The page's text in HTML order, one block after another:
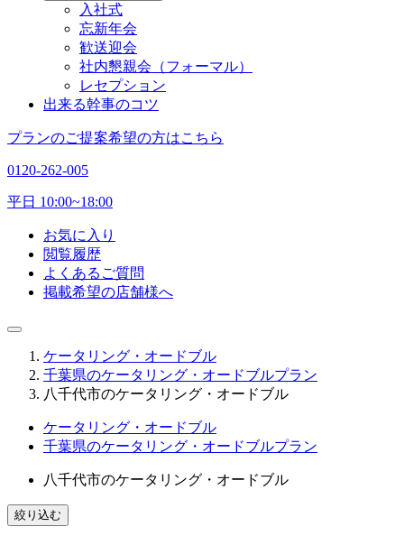
入社式
忘新年会
歓送迎会
社内懇親会（フォーマル）
レセプション
出来る幹事のコツ
プランのご提案希望の方はこちら
0120-262-005
平日 10:00~18:00
お気に入り
閲覧履歴
よくあるご質問
掲載希望の店舗様へ
ケータリング・オードブル
千葉県のケータリング・オードブルプラン
八千代市のケータリング・オードブル
ケータリング・オードブル
千葉県のケータリング・オードブルプラン
八千代市のケータリング・オードブル
絞り込む